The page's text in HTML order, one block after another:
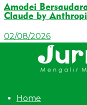
Amodei
Claude by
02/08/2026
Home